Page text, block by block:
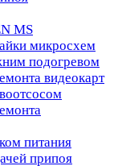
MS
микросхем
подогревом
видеокарт
питания
припоя